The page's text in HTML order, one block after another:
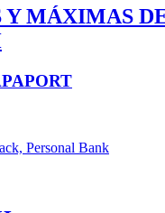
Y MÁXIMAS